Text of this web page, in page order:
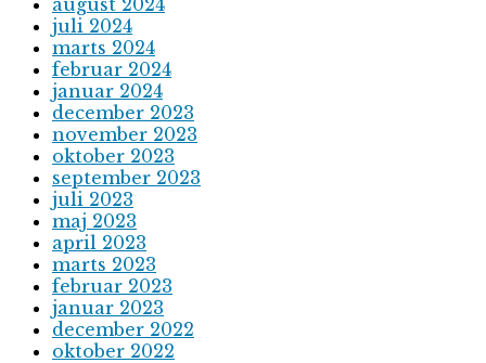
juli 2024
marts 2024
februar 2024
januar 2024
december 2023
november 2023
oktober 2023
september 2023
juli 2023
maj 2023
april 2023
marts 2023
februar 2023
januar 2023
december 2022
oktober 2022